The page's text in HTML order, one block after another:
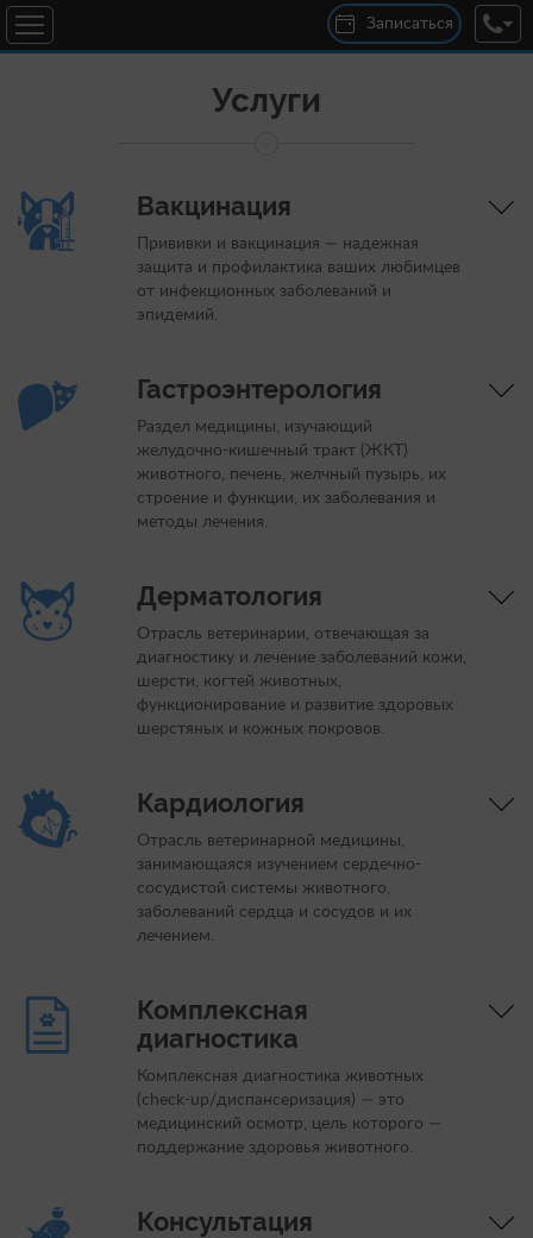
Записаться
Услуги
Вакцинация
Прививки и вакцинация — надежная
защита и профилактика ваших любимцев
от инфекционных заболеваний и
эпидемий.
Гастроэнтерология
Раздел медицины, изучающий
желудочно-кишечный тракт (ЖКТ)
животного, печень, желчный пузырь, их
строение и функции, их заболевания и
методы лечения.
Дерматология
Отрасль ветеринарии, отвечающая за
диагностику и лечение заболеваний кожи,
шерсти, когтей животных,
функционирование и развитие здоровых
шерстяных и кожных покровов.
Кардиология
Отрасль ветеринарной медицины,
занимающаяся изучением сердечно-
сосудистой системы животного,
заболеваний сердца и сосудов и их
лечением.
Комплексная
диагностика
Комплексная диагностика животных
(check-up/диспансеризация) — это
медицинский осмотр, цель которого —
поддержание здоровья животного.
Консультация